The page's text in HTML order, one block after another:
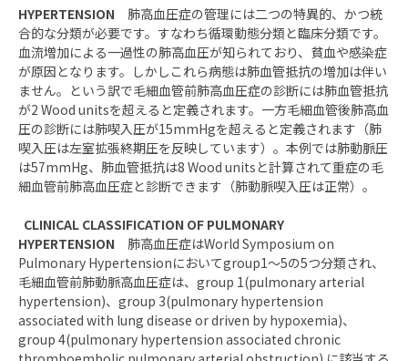
HYPERTENSION 肺高血圧症の管理には二つの特異的、かつ統
合的な分類が必要です。すなわち循環動態分類と臨床分類です。
血流増加による一過性の肺高血圧が知られており、貧血や感染症
が原因となります。しかしこれら病態は肺血管抵抗の増加は伴い
ません。という訳で毛細血管前肺高血圧症の診断には肺血管抵抗
が2 Wood unitsを超えると定義されます。一方毛細血管後肺高血
圧の診断には肺喫入圧が15mmHgを超えると定義されます（肺
喫入圧は左室拡張終期圧を反映しています）。本例では肺動脈圧
は57mmHg、肺血管抵抗は8 Wood unitsと計算されて重症の毛
細血管前肺高血圧症と診断できます（肺動脈喫入圧は正常）。
CLINICAL CLASSIFICATION OF PULMONARY
HYPERTENSION 肺高血圧症はWorld Symposium on
Pulmonary Hypertensionにおいてgroup1～5の5つ分類され、
毛細血管前肺動脈高血圧症は、group 1(pulmonary arterial
hypertension)、group 3(pulmonary hypertension
associated with lung disease or driven by hypoxemia)、
group 4(pulmonary hypertension associated chronic